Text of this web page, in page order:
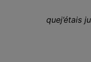
quej’étais